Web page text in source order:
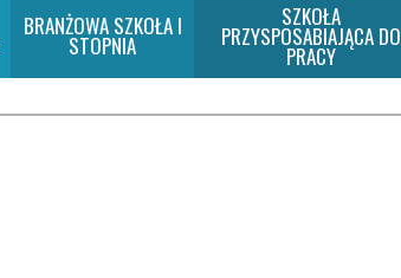
BRANŻOWA SZKOŁA I
STOPNIA
SZKOŁA
PRZYSPOSABIAJĄCA DO
PRACY